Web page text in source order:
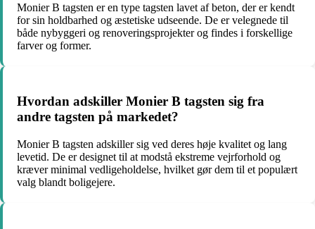
Monier B tagsten er en type tagsten lavet af beton, der er kendt
for sin holdbarhed og æstetiske udseende. De er velegnede til
både nybyggeri og renoveringsprojekter og findes i forskellige
farver og former.
Hvordan adskiller Monier B tagsten sig fra
andre tagsten på markedet?
Monier B tagsten adskiller sig ved deres høje kvalitet og lang
levetid. De er designet til at modstå ekstreme vejrforhold og
kræver minimal vedligeholdelse, hvilket gør dem til et populært
valg blandt boligejere.